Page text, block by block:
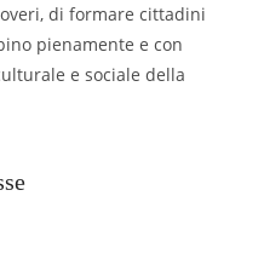
di formare cittadini
pienamente e con
e sociale della